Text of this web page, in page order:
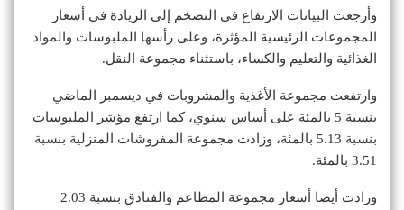
وأرجعت البيانات الارتفاع في التضخم إلى الزيادة في أسعار
المجموعات الرئيسية المؤثرة، وعلى رأسها الملبوسات والمواد
الغذائية والتعليم والكساء، باستثناء مجموعة النقل.
وارتفعت مجموعة الأغذية والمشروبات في ديسمبر الماضي
بنسبة 5 بالمئة على أساس سنوي، كما ارتفع مؤشر الملبوسات
بنسبة 5.13 بالمئة، وزادت مجموعة المفروشات المنزلية بنسبة
3.51 بالمئة.
وزادت أيضا أسعار مجموعة المطاعم والفنادق بنسبة 2.03